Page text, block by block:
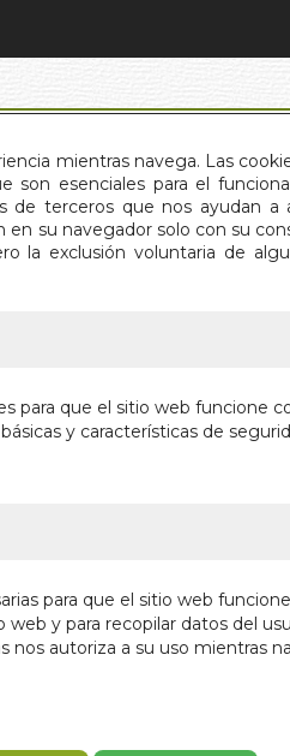
mientras navega. Las
son esenciales para el
de terceros que nos ayudan a
en su navegador solo con su
la exclusión voluntaria de
para que el sitio web funcione
y características de
para que el sitio web
y para recopilar datos del
autoriza a su uso mientras
QUIÉNES SOMOS
En stock
18,00